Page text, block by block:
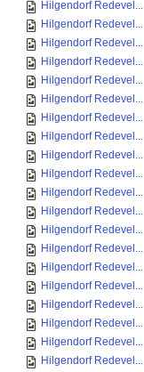
Hilgendorf Redevel...
Hilgendorf Redevel...
Hilgendorf Redevel...
Hilgendorf Redevel...
Hilgendorf Redevel...
Hilgendorf Redevel...
Hilgendorf Redevel...
Hilgendorf Redevel...
Hilgendorf Redevel...
Hilgendorf Redevel...
Hilgendorf Redevel...
Hilgendorf Redevel...
Hilgendorf Redevel...
Hilgendorf Redevel...
Hilgendorf Redevel...
Hilgendorf Redevel...
Hilgendorf Redevel...
Hilgendorf Redevel...
Hilgendorf Redevel...
Hilgendorf Redevel...